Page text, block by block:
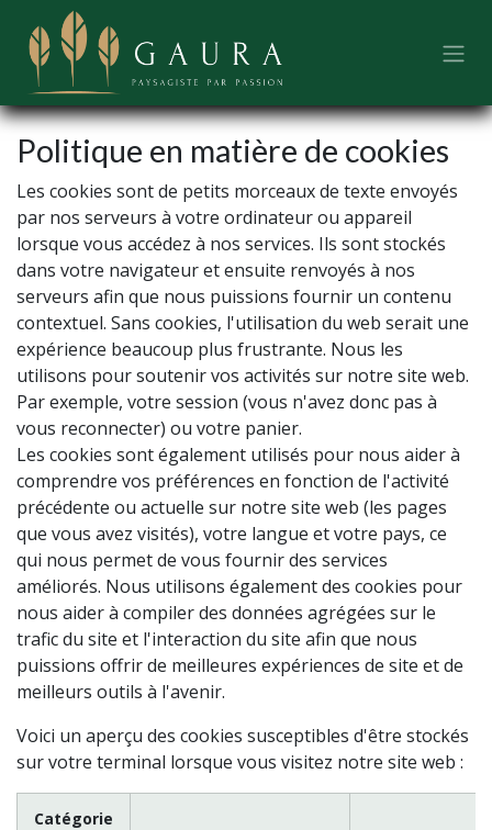
Se rendre au contenu
Politique en matière de cookies
Les cookies sont de petits morceaux de texte envoyés
par nos serveurs à votre ordinateur ou appareil
lorsque vous accédez à nos services. Ils sont stockés
dans votre navigateur et ensuite renvoyés à nos
serveurs afin que nous puissions fournir un contenu
contextuel. Sans cookies, l'utilisation du web serait une
expérience beaucoup plus frustrante. Nous les
utilisons pour soutenir vos activités sur notre site web.
Par exemple, votre session (vous n'avez donc pas à
vous reconnecter) ou votre panier.
Les cookies sont également utilisés pour nous aider à
comprendre vos préférences en fonction de l'activité
précédente ou actuelle sur notre site web (les pages
que vous avez visités), votre langue et votre pays, ce
qui nous permet de vous fournir des services
améliorés. Nous utilisons également des cookies pour
nous aider à compiler des données agrégées sur le
trafic du site et l'interaction du site afin que nous
puissions offrir de meilleures expériences de site et de
meilleurs outils à l'avenir.
Voici un aperçu des cookies susceptibles d'être stockés
sur votre terminal lorsque vous visitez notre site web :
Catégorie